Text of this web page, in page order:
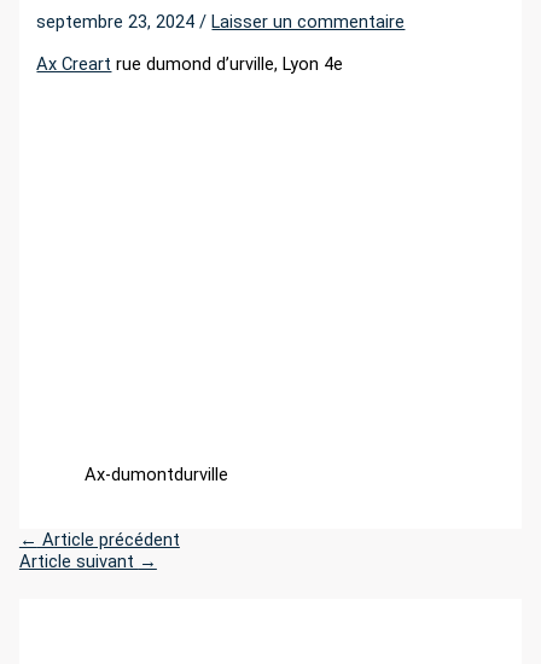
septembre 23, 2024/Laisser un commentaire
Ax Creart rue dumond d’urville, Lyon 4e
Ax-dumontdurville
← Article précédent
Article suivant →